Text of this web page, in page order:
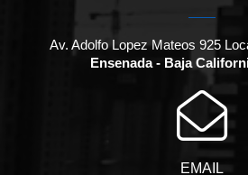
Av. Adolfo Lopez Mateos 925
Ensenada - Baja
EMAIL